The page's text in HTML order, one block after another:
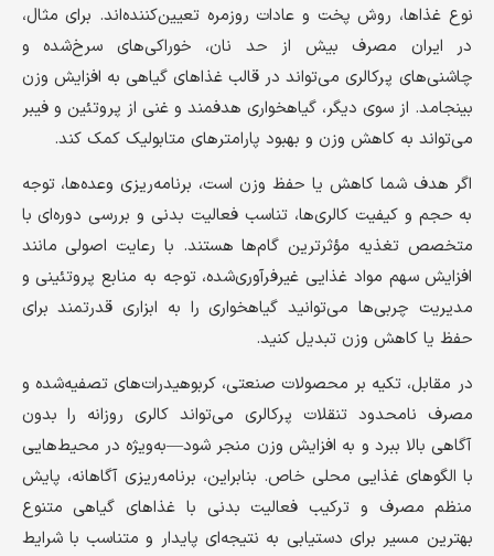
نوع غذاها، روش پخت و عادات روزمره تعیین‌کننده‌اند. برای مثال،
در ایران مصرف بیش از حد نان، خوراکی‌های سرخ‌شده و
چاشنی‌های پرکالری می‌تواند در قالب غذاهای گیاهی به افزایش وزن
بینجامد. از سوی دیگر، گیاهخواری هدفمند و غنی از پروتئین و فیبر
می‌تواند به کاهش وزن و بهبود پارامترهای متابولیک کمک کند.
اگر هدف شما کاهش یا حفظ وزن است، برنامه‌ریزی وعده‌ها، توجه
به حجم و کیفیت کالری‌ها، تناسب فعالیت بدنی و بررسی دوره‌ای با
متخصص تغذیه مؤثرترین گام‌ها هستند. با رعایت اصولی مانند
افزایش سهم مواد غذایی غیرفرآوری‌شده، توجه به منابع پروتئینی و
مدیریت چربی‌ها می‌توانید گیاهخواری را به ابزاری قدرتمند برای
حفظ یا کاهش وزن تبدیل کنید.
در مقابل، تکیه بر محصولات صنعتی، کربوهیدرات‌های تصفیه‌شده و
مصرف نامحدود تنقلات پرکالری می‌تواند کالری روزانه را بدون
آگاهی بالا ببرد و به افزایش وزن منجر شود—به‌ویژه در محیط‌هایی
با الگوهای غذایی محلی خاص. بنابراین، برنامه‌ریزی آگاهانه، پایش
منظم مصرف و ترکیب فعالیت بدنی با غذاهای گیاهی متنوع
بهترین مسیر برای دستیابی به نتیجه‌ای پایدار و متناسب با شرایط